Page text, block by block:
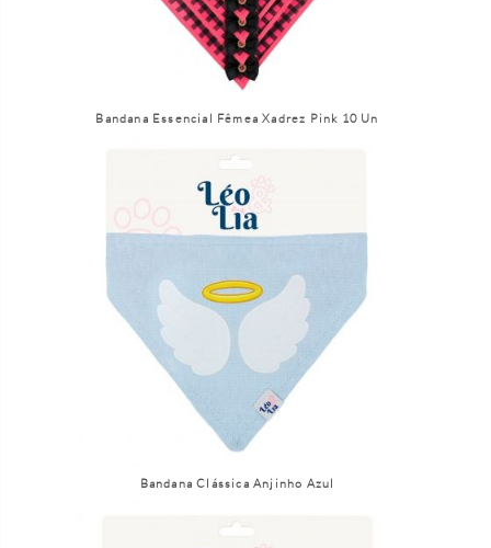
Bandana Essencial Fêmea Xadrez Pink 10 Un
Bandana Clássica Anjinho Azul